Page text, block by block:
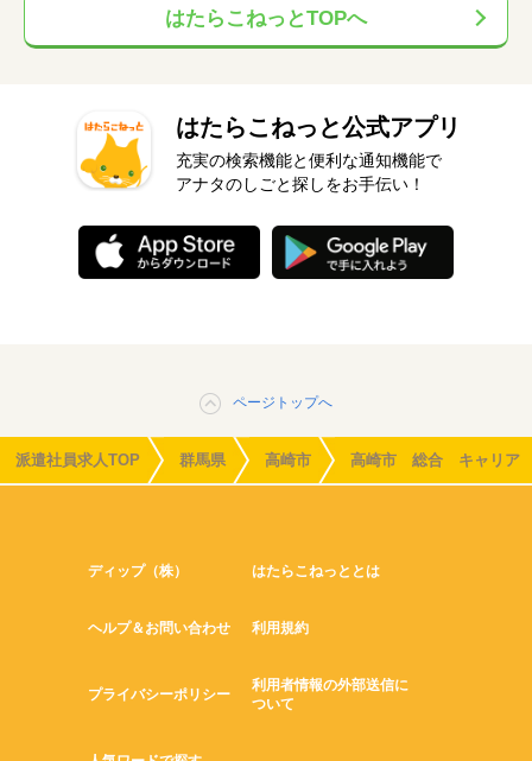
はたらこねっとTOPへ
はたらこねっと公式アプリ
充実の検索機能と便利な通知機能で
アナタのしごと探しをお手伝い！
ページトップへ
派遣社員求人TOP 群馬県 高崎市 高崎市 総合 キャリア
ディップ（株） はたらこねっととは
ヘルプ＆お問い合わせ 利用規約
プライバシーポリシー
利用者情報の外部送信に
ついて